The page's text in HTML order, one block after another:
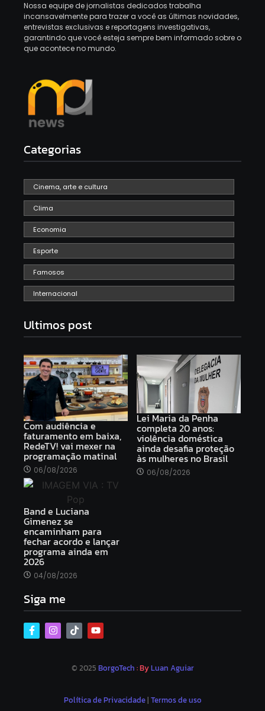
Nossa equipe de jornalistas dedicados trabalha
incansavelmente para trazer a você as últimas novidades,
entrevistas exclusivas e reportagens investigativas,
garantindo que você esteja sempre bem informado sobre o
que acontece no mundo.
Categorias
Cinema, arte e cultura
Clima
Economia
Esporte
Famosos
Internacional
Ultimos post
Com audiência e
faturamento em baixa,
RedeTV! vai mexer na
programação matinal
06/08/2026
Lei Maria da Penha
completa 20 anos:
violência doméstica
ainda desafia proteção
às mulheres no Brasil
06/08/2026
Band e Luciana
Gimenez se
encaminham para
fechar acordo e lançar
programa ainda em
2026
04/08/2026
Siga me
© 2025 BorgoTech : ByLuan Aguiar
Política de Privacidade| Termos de uso